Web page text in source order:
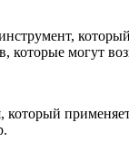
могут